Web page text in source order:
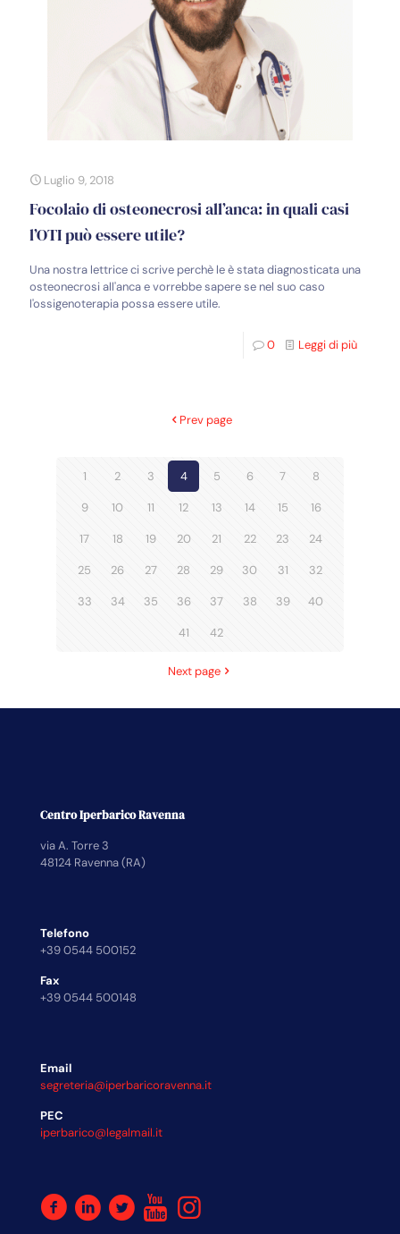
Luglio 9, 2018
Focolaio di osteonecrosi all’anca: in quali casi
l’OTI può essere utile?
Una nostra lettrice ci scrive perchè le è stata diagnosticata una
osteonecrosi all'anca e vorrebbe sapere se nel suo caso
l'ossigenoterapia possa essere utile.
0 Leggi di più
Prev page
1 2 3 4 5 6 7 8
9 10 11 12 13 14 15 16
17 18 19 20 21 22 23 24
25 26 27 28 29 30 31 32
33 34 35 36 37 38 39 40
41 42
Next page
Centro Iperbarico Ravenna
via A. Torre 3
48124 Ravenna (RA)
Telefono
+39 0544 500152
Fax
+39 0544 500148
Email
segreteria@iperbaricoravenna.it
PEC
iperbarico@legalmail.it